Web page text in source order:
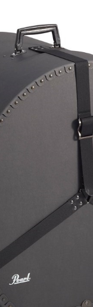
電子ピアノ
DTM
ヴィンテージ